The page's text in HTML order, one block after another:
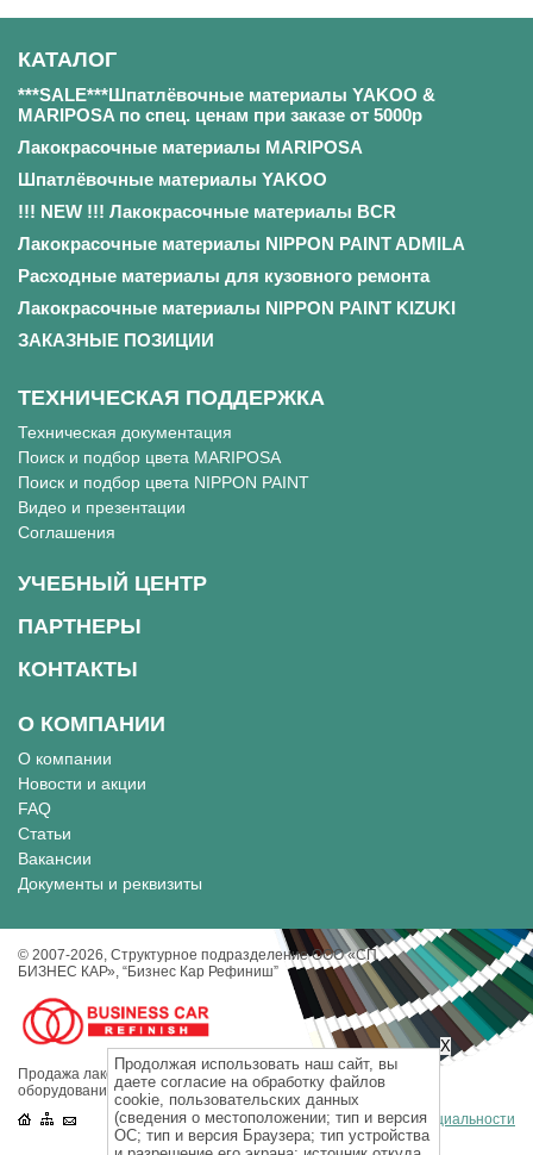
КАТАЛОГ
***SALE***Шпатлёвочные материалы YAKOO &
MARIPOSA по спец. ценам при заказе от 5000р
Лакокрасочные материалы MARIPOSA
Шпатлёвочные материалы YAKOO
!!! NEW !!! Лакокрасочные материалы BCR
Лакокрасочные материалы NIPPON PAINT ADMILA
Расходные материалы для кузовного ремонта
Лакокрасочные материалы NIPPON PAINT KIZUKI
ЗАКАЗНЫЕ ПОЗИЦИИ
ТЕХНИЧЕСКАЯ ПОДДЕРЖКА
Техническая документация
Поиск и подбор цвета MARIPOSA
Поиск и подбор цвета NIPPON PAINT
Видео и презентации
Соглашения
УЧЕБНЫЙ ЦЕНТР
ПАРТНЕРЫ
КОНТАКТЫ
О КОМПАНИИ
О компании
Новости и акции
FAQ
Статьи
Вакансии
Документы и реквизиты
© 2007-2026, Cтруктурное подразделение ООО «СП
БИЗНЕС КАР», “Бизнес Кар Рефиниш”
Продажа лакокрасочных материалов, инструментов и
оборудования для кузовного ремонта.
Политика конфиденциальности
X
Продолжая использовать наш сайт, вы
даете согласие на обработку файлов
cookie, пользовательских данных
(сведения о местоположении; тип и версия
ОС; тип и версия Браузера; тип устройства